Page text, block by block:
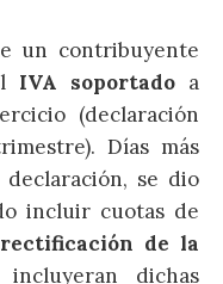
un contribuyente
IVA soportado a
(declaración
Días más
se dio
incluir cuotas de
rectificación de la
dichas